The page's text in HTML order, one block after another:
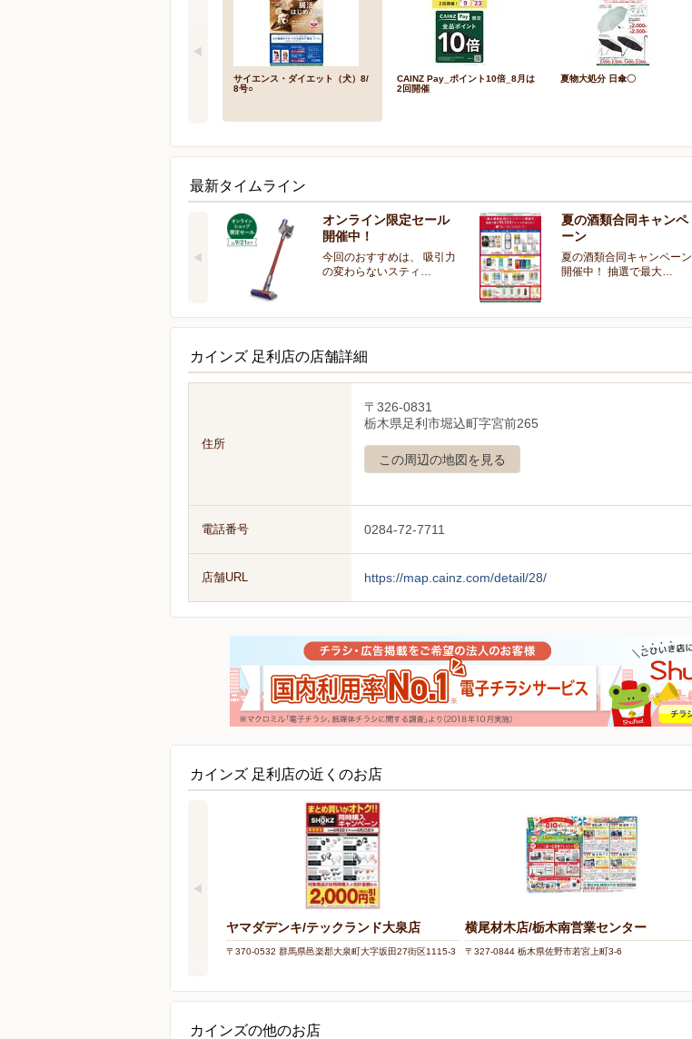
サイエンス・ダイエット（犬）8/
8号○
CAINZ Pay_ポイント10倍_8月は
2回開催
夏物大処分 日傘〇
最新タイムライン
オンライン限定セール
開催中！
今回のおすすめは、 吸引力
の変わらないスティ…
夏の酒類合同キャンペ
ーン
夏の酒類合同キャンペーン
開催中！ 抽選で最大…
カインズ 足利店の店舗詳細
住所
〒326-0831
栃木県足利市堀込町字宮前265
この周辺の地図を見る
電話番号 0284-72-7711
店舗URL https://map.cainz.com/detail/28/
カインズ 足利店の近くのお店
ヤマダデンキ/テックランド大泉店
〒370-0532 群馬県邑楽郡大泉町大字坂田27街区1115-3
横尾材木店/栃木南営業センター
〒327-0844 栃木県佐野市若宮上町3-6
カインズの他のお店